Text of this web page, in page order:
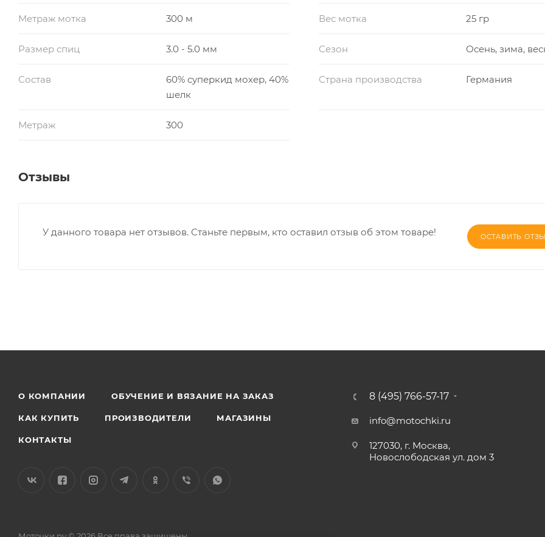
Метраж мотка 300 м Вес мотка 25 гр
Размер спиц 3.0 - 5.0 мм Сезон Осень, зима,
Состав
60% суперкид мохер, 40%
шелк
Страна производства Германия
Метраж 300
Отзывы
ОСТАВИТЬ
У данного товара нет отзывов. Станьте первым, кто оставил отзыв об этом товаре!
О КОМПАНИИ ОБУЧЕНИЕ И ВЯЗАНИЕ НА ЗАКАЗ
КАК КУПИТЬ ПРОИЗВОДИТЕЛИ МАГАЗИНЫ
КОНТАКТЫ
8 (495) 766-57-17
info@motochki.ru
127030, г. Москва,
Новослободская ул. дом 3